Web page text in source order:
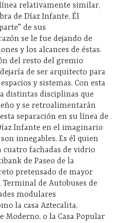
relativamente similar,
de Díaz Infante. Él
de sus
se le fue dejando de
y los alcances de éstas.
del resto del gremio
de ser arquitecto para
y sistemas. Con esta
distintas disciplinas que
y se retroalimentarán
separación en su línea de
Infante en el imaginario
innegables. Es él quien
fachadas de vidrio
de Paseo de la
pretensado de mayor
de Autobuses de
modulares
la casa Aztecalita,
Moderno, o la Casa Popular